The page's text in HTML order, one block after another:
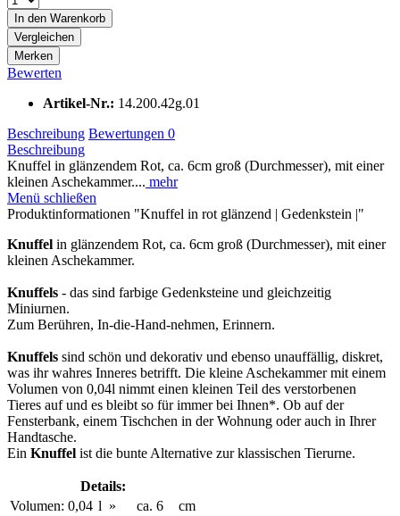
In den Warenkorb
Vergleichen
Merken
Bewerten
Artikel-Nr.: 14.200.42g.01
Beschreibung Bewertungen 0
Beschreibung
Knuffel in glänzendem Rot, ca. 6cm groß (Durchmesser), mit einer
kleinen Aschekammer.... mehr
Menü schließen
Produktinformationen "Knuffel in rot glänzend | Gedenkstein |"
Knuffel in glänzendem Rot, ca. 6cm groß (Durchmesser), mit einer
kleinen Aschekammer.
Knuffels - das sind farbige Gedenksteine und gleichzeitig
Miniurnen.
Zum Berühren, In-die-Hand-nehmen, Erinnern.
Knuffels sind schön und dekorativ und ebenso unauffällig, diskret,
was ihr wahres Inneres betrifft. Die kleine Aschekammer mit einem
Volumen von 0,04l nimmt einen kleinen Teil des verstorbenen
Tieres auf und es bleibt so für immer bei Ihnen*. Ob auf der
Fensterbank, einem Tischchen in der Wohnung oder auch in Ihrer
Handtasche.
Ein Knuffel ist die bunte Alternative zur klassischen Tierurne.
Details:
Volumen: 0,04 l » ca. 6
cm